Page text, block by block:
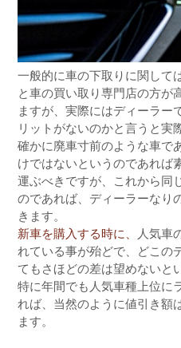
一般的に車の下取りに関して
と車の買い取り専門店の方が
ますが、実際にはディーラー
リットがないのかと言うと実
確かに廃車寸前のような車で
けではないというのであれば
運ぶべきですが、これから同
のであれば、ディーラーなり
きます。
新車を購入する時に、
人気車
れている事が殆どで、どこの
てもさほどの差は望めないと
特に年間でも人気車種上位に
れば、当然のように値引き額
ます。